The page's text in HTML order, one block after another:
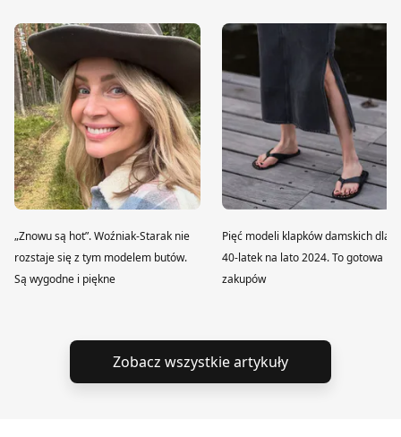
„Znowu są hot”. Woźniak-Starak nie
rozstaje się z tym modelem butów.
Są wygodne i piękne
Pięć modeli klapków damskich dla
40-latek na lato 2024. To gotowa
zakupów
Zobacz wszystkie artykuły